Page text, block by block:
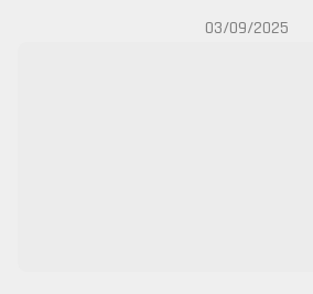
03/09/2025